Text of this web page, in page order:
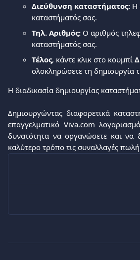
Διεύθυνση καταστήματος: Η
καταστήματός σας.
Τηλ. Αριθμός: Ο αριθμός
καταστήματός σας.
Τέλος, κάντε κλικ στο κουμπί
ολοκληρώσετε τη δημιουργία
Η διαδικασία δημιουργίας
Δημιουργώντας διαφορετικά
επαγγελματικό Viva.com
δυνατότητα να οργανώσετε και να
καλύτερο τρόπο τις συναλλαγές